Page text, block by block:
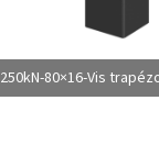
250kN-80×16-Vis